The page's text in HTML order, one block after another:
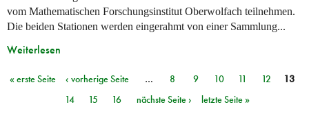
vom Mathematischen Forschungsinstitut Oberwolfach teilnehmen.
Die beiden Stationen werden eingerahmt von einer Sammlung...
Weiterlesen
Seiten
« erste Seite ‹ vorherige Seite … 8 9 10 11 12
13
14
15 16 nächste Seite › letzte Seite »